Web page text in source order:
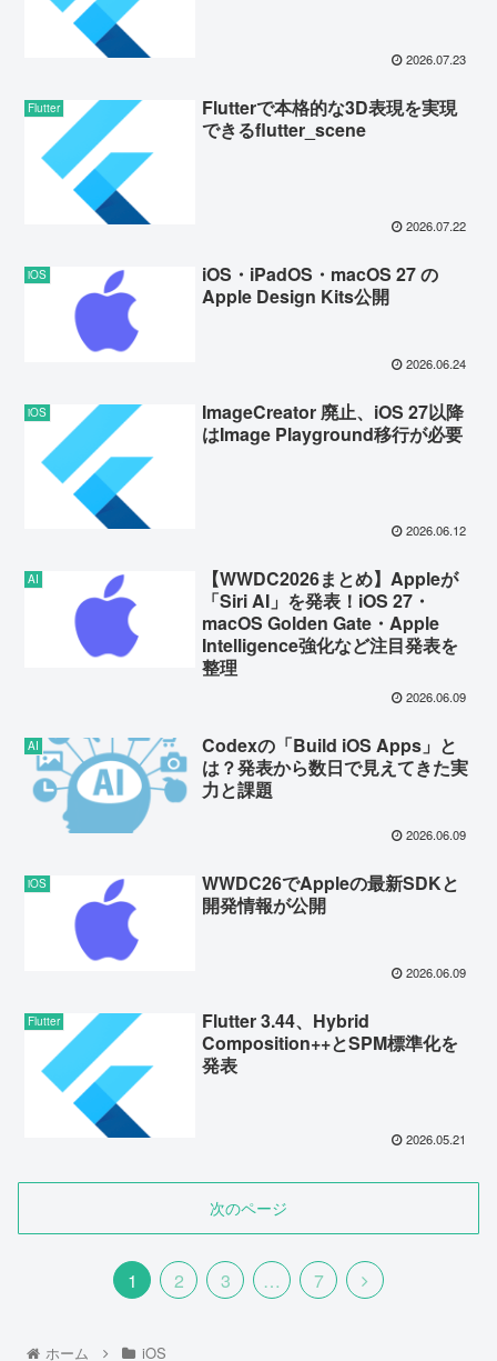
2026.07.23
Flutter
Flutterで本格的な3D表現を実現
できるflutter_scene
2026.07.22
iOS
iOS・iPadOS・macOS 27 の
Apple Design Kits公開
2026.06.24
iOS
ImageCreator 廃止、iOS 27以降
はImage Playground移行が必要
2026.06.12
AI
【WWDC2026まとめ】Appleが
「Siri AI」を発表！iOS 27・
macOS Golden Gate・Apple
Intelligence強化など注目発表を
整理
2026.06.09
AI
Codexの「Build iOS Apps」と
は？発表から数日で見えてきた実
力と課題
2026.06.09
iOS
WWDC26でAppleの最新SDKと
開発情報が公開
2026.06.09
Flutter
Flutter 3.44、Hybrid
Composition++とSPM標準化を
発表
2026.05.21
次のページ
1 2 3 … 7
ホーム iOS